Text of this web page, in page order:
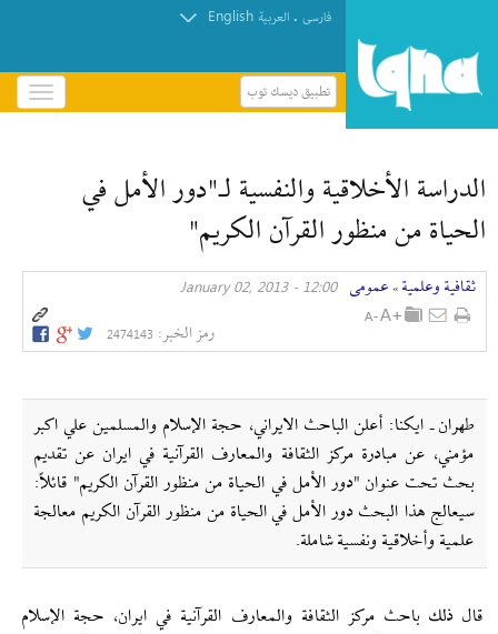
فارسی . العربیة English
تطبيق ديسك توب
باز
و
الدراسة الأخلاقية والنفسية لـ"دور الأمل في
الحياة من منظور القرآن الكريم"
ثقافیة وعلمیة » عمومی 12:00 - January 02, 2013
رمز الخبر: 2474143
طهران ـ ايكنا: أعلن الباحث الايراني، حجة الإسلام والمسلمين علي اكبر
مؤمني، عن مبادرة مركز الثقافة والمعارف القرآنية في ايران عن تقديم
بحث تحت عنوان "دور الأمل في الحياة من منظور القرآن الكريم" قائلاً:
سيعالج هذا البحث دور الأمل في الحياة من منظور القرآن الكريم معالجة
علمية وأخلاقية ونفسية شاملة.
قال ذلك باحث مركز الثقافة والمعارف القرآنية في ايران، حجة الإسلام